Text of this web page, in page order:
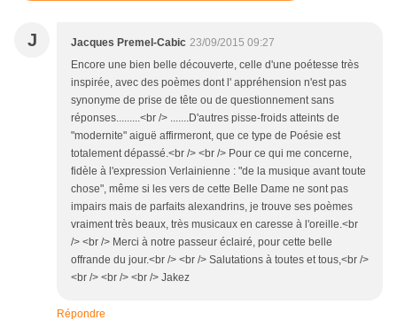
J Jacques Premel-Cabic 23/09/2015 09:27
Encore une bien belle découverte, celle d'une poétesse très
inspirée, avec des poèmes dont l' appréhension n'est pas
synonyme de prise de tête ou de questionnement sans
réponses.........<br /> .......D'autres pisse-froids atteints de
"modernite" aiguë affirmeront, que ce type de Poésie est
totalement dépassé.<br /> <br /> Pour ce qui me concerne,
fidèle à l'expression Verlainienne : "de la musique avant toute
chose", même si les vers de cette Belle Dame ne sont pas
impairs mais de parfaits alexandrins, je trouve ses poèmes
vraiment très beaux, très musicaux en caresse à l'oreille.<br
/> <br /> Merci à notre passeur éclairé, pour cette belle
offrande du jour.<br /> <br /> Salutations à toutes et tous,<br />
<br /> <br /> <br /> Jakez
Répondre